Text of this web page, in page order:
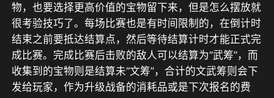
物，也要选择更高价值的宝物留下来，但是怎么摆放就
很考验技巧了。每场比赛也是有时间限制的，在倒计时
结束之前要抵达结算点，然后等待结算计时才能正式完
成比赛。完成比赛后击败的敌人可以结算为“武筹”，而
收集到的宝物则是结算未“文筹”，合计的文武筹则会下
发给玩家，作为升级战备的消耗品或是下次报名的费